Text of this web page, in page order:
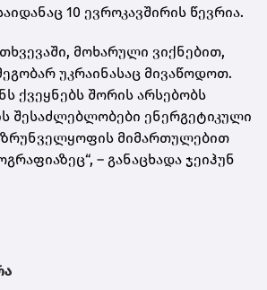
10 ევროკავშირის წევრია.
მოხარული ვიქნებით,
უკრაინასაც მივაწოდოთ.
ქვეყნებს შორის არსებობს
შესაძლებლობები ენერგეტიკული
მიმართულებით
– განაცხადა ჯეიჰუნ